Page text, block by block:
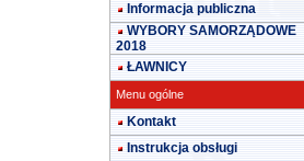
Informacja publiczna
WYBORY SAMORZĄDOWE
2018
ŁAWNICY
Menu ogólne
Kontakt
Instrukcja obsługi